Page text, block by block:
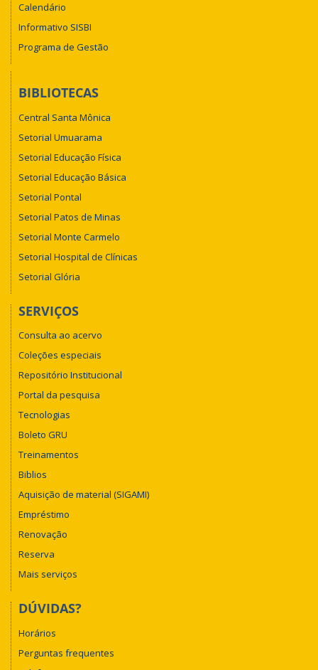
Calendário
Informativo SISBI
Programa de Gestão
BIBLIOTECAS
Central Santa Mônica
Setorial Umuarama
Setorial Educação Física
Setorial Educação Básica
Setorial Pontal
Setorial Patos de Minas
Setorial Monte Carmelo
Setorial Hospital de Clínicas
Setorial Glória
SERVIÇOS
Consulta ao acervo
Coleções especiais
Repositório Institucional
Portal da pesquisa
Tecnologias
Boleto GRU
Treinamentos
Biblios
Aquisição de material (SIGAMI)
Empréstimo
Renovação
Reserva
Mais serviços
DÚVIDAS?
Horários
Perguntas frequentes